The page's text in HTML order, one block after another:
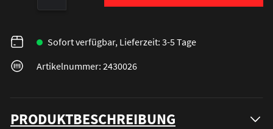
Sofort verfügbar, Lieferzeit: 3-5 Tage
Artikelnummer: 2430026
PRODUKTBESCHREIBUNG